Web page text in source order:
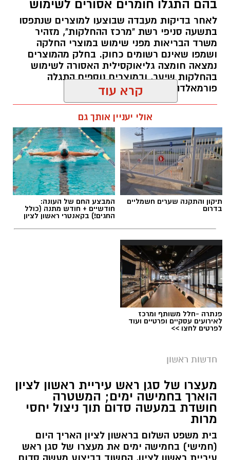
בהם התגלו חומרים אסורים לשימוש
לאחר בדיקות מעבדה שבוצעו למוצרים שנתפסו
בתשעה סניפי רשת "מרכז ההחלקות", מזהיר
משרד הבריאות מפני שימוש במוצרי החלקה
ושמפו שאינם רשומים כחוק. בחלק מהמוצרים
נמצאה חומצה גליאוקסילית האסורה לשימוש
בהחלקות שיער, ובמוצרים נוספים התגלה
פורמאלדהיד - חומר המוגדר כמסרטן
תגים:משרד הבריאות חומרים מסוכנים, מרכז
ההחלקות
צילומים: משרד הבריאות
משרד הבריאות פרסם אזהרה לציבור מפני שימוש
במוצרי שיער נוספים שנתפסו במסגרת מבצע
פיקוח שנערך בתשעה סניפי רשת "מרכז
ההחלקות".
קרא עוד
אולי יעניין אותך גם
תיקון והתקנה שערים חשמליים
בדרום
המבצע החם של העונה:
חודשיים + חודש מתנה (כולל
החגים!) בקאנטרי ראשון לציון
פנתרה -חלל משותף ומרכז
לאירועים עסקיים ופרטיים ועוד
לפרטים לחצו >>
חדשות ראשון
מעצרו של סגן ראש עיריית ראשון לציון
הוארך בחמישה ימים; המשטרה
חושדת במעשה סדום תוך ניצול יחסי
מרות
בית משפט השלום בראשון לציון האריך היום
(חמישי) בחמישה ימים את מעצרו של סגן ראש